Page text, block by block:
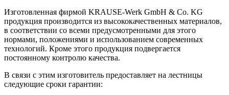
Изготовленная фирмой KRAUSE-Werk GmbH & Со. KG
продукция производится из высококачественных материалов,
в соответствии со всеми предусмотренными для этого
нормами, положениями и использованием современных
технологий. Кроме этого продукция подвергается
постоянному контролю качества.
В связи с этим изготовитель предоставляет на лестницы
следующие сроки гарантии: